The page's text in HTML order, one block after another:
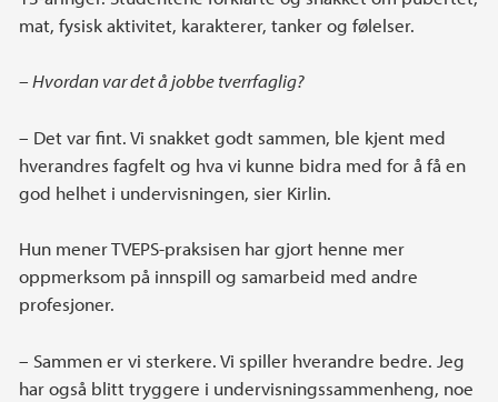
mat, fysisk aktivitet, karakterer, tanker og følelser.
– Hvordan var det å jobbe tverrfaglig?
– Det var fint. Vi snakket godt sammen, ble kjent med
hverandres fagfelt og hva vi kunne bidra med for å få en
god helhet i undervisningen, sier Kirlin.
Hun mener TVEPS-praksisen har gjort henne mer
oppmerksom på innspill og samarbeid med andre
profesjoner.
– Sammen er vi sterkere. Vi spiller hverandre bedre. Jeg
har også blitt tryggere i undervisningssammenheng, noe